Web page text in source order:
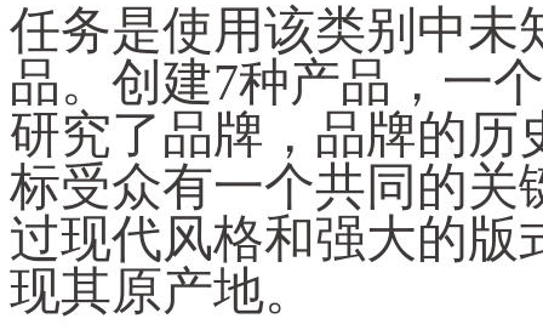
任务是使用该类别中未
品。创建7种产品，一
研究了品牌，品牌的历
标受众有一个共同的关
过现代风格和强大的版
现其原产地。